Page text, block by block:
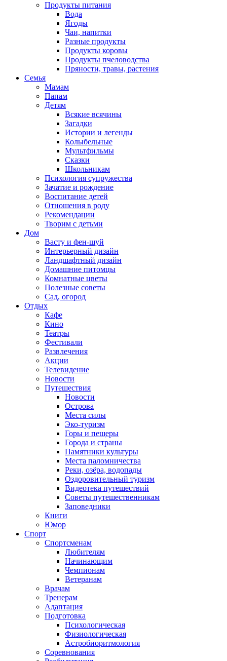
Продукты питания
Вода
Ягоды
Чаи, напитки
Разные продукты
Продукты коровы
Продукты пчеловодства
Пряности, травы, растения
Семья
Мамам
Папам
Детям
Всякие всячины
Загадки
Истории и легенды
Колыбельные
Мультфильмы
Сказки
Школьникам
Психология супружества
Зачатие и рождение
Воспитание детей
Отношения в роду
Рекомендации
Творим с детьми
Дом
Васту и фен-шуй
Интерьерный дизайн
Ландшафтный дизайн
Домашние питомцы
Комнатные цветы
Полезные советы
Сад, огород
Отдых
Кафе
Кино
Театры
Фестивали
Развлечения
Акции
Телевидение
Новости
Путешествия
Новости
Острова
Места силы
Эко-туризм
Горы и пещеры
Города и страны
Памятники культуры
Места паломничества
Реки, озёра, водопады
Оздоровительный туризм
Видеотека путешествий
Советы путешественникам
Заповедники
Книги
Юмор
Спорт
Спортсменам
Любителям
Начинающим
Чемпионам
Ветеранам
Врачам
Тренерам
Адаптация
Подготовка
Психологическая
Физиологическая
Астробиоритмология
Соревнования